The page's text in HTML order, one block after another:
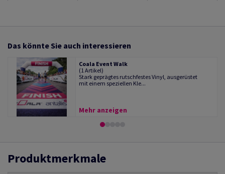
Das könnte Sie auch interessieren
Coala Event Walk
(1 Artikel)
Stark geprägtes rutschfestes Vinyl, ausgerüstet
mit einem speziellen Kle...
Mehr anzeigen
Produktmerkmale